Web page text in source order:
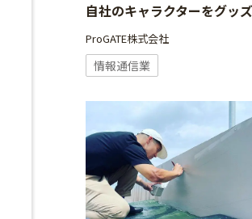
自社のキャラクターをグッ
ProGATE株式会社
情報通信業